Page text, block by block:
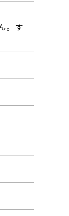
。す